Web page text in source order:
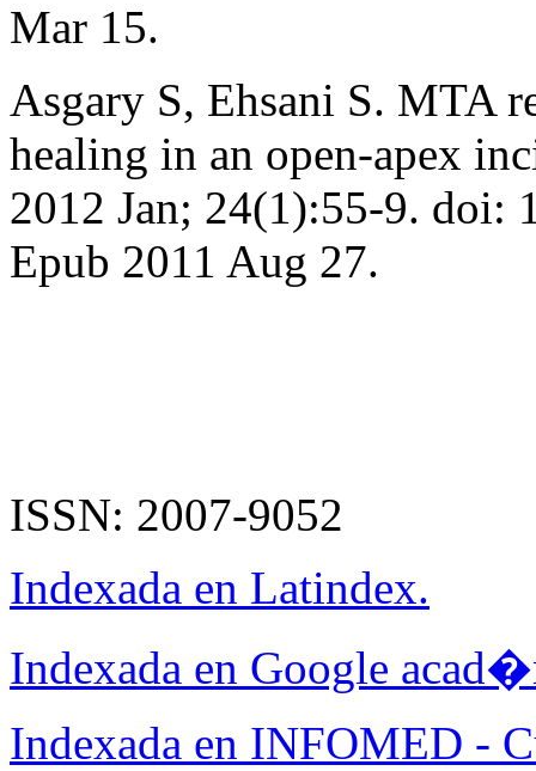
Mar 15.
Asgary S, Ehsani S. MTA
healing in an open-apex
2012 Jan; 24(1):55-9. doi:
Epub 2011 Aug 27.
ISSN: 2007-9052
Indexada en Latindex.
Indexada en Google
Indexada en INFOMED -